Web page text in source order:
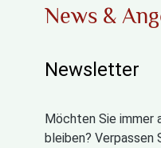
News &
Newsletter
Möchten Sie immer
bleiben? Verpassen